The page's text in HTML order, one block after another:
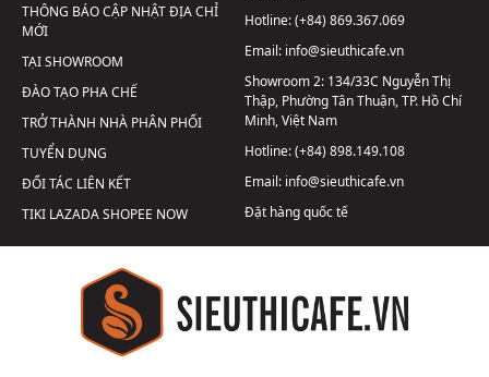
THÔNG BÁO CẬP NHẬT ĐỊA CHỈ
MỚI
TẠI SHOWROOM
ĐÀO TẠO PHA CHẾ
TRỞ THÀNH NHÀ PHÂN PHỐI
TUYỂN DỤNG
ĐỐI TÁC LIÊN KẾT
TIKI LAZADASHOPEE NOW
Hotline:(+84) 869.367.069
Email: info@sieuthicafe.vn
Showroom 2: 134/33C Nguyễn Thị
Thập, Phường Tân Thuận, TP. Hồ Chí
Minh, Việt Nam
Hotline:(+84) 898.149.108
Email: info@sieuthicafe.vn
Đặt hàng quốc tế